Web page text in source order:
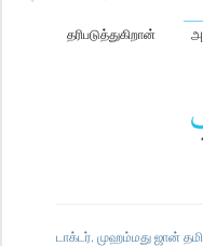
தரிபடுத்துகிறான்
டாக்டர். முஹம்மது ஜான்